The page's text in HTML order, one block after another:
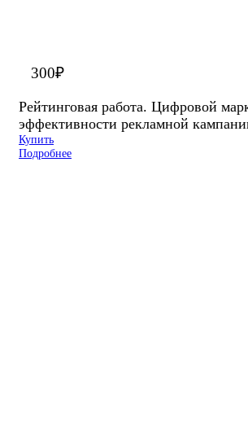
300₽
Рейтинговая работа. Цифровой
эффективности рекламной
Купить
Подробнее